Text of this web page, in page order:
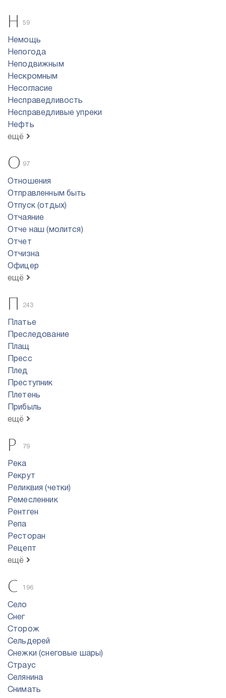
Н 59
Немощь
Непогода
Неподвижным
Нескромным
Несогласие
Несправедливость
Несправедливые упреки
Нефть
ещё
О 97
Отношения
Отправленным быть
Отпуск (отдых)
Отчаяние
Отче наш (молится)
Отчет
Отчизна
Офицер
ещё
П 243
Платье
Преследование
Плащ
Пресс
Плед
Преступник
Плетень
Прибыль
ещё
Р 79
Река
Рекрут
Реликвия (четки)
Ремесленник
Рентген
Репа
Ресторан
Рецепт
ещё
С 196
Село
Снег
Сторож
Сельдерей
Снежки (снеговые шары)
Страус
Селянина
Снимать